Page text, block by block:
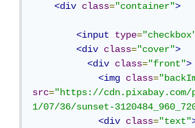
<div class="container">
<input type=
<div
class="cover">
<div
class="front">
<img
class=
src="https://cdn.pixabay.com/
1/07/36/sunset-
<div
class="text"